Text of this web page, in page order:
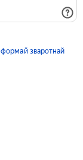
формай зваротнай